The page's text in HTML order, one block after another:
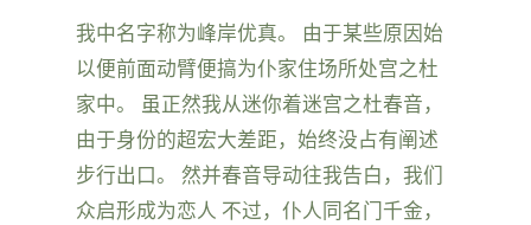
我中名字称为峰岸优真。 由于某些原因始
以便前面动臂便搞为仆家住场所处宫之杜
家中。 虽正然我从迷你着迷宫之杜春音，
由于身份的超宏大差距，始终没占有阐述
步行出口。 然并春音导动往我告白，我们
众启形成为恋人 不过，仆人同名门千金，